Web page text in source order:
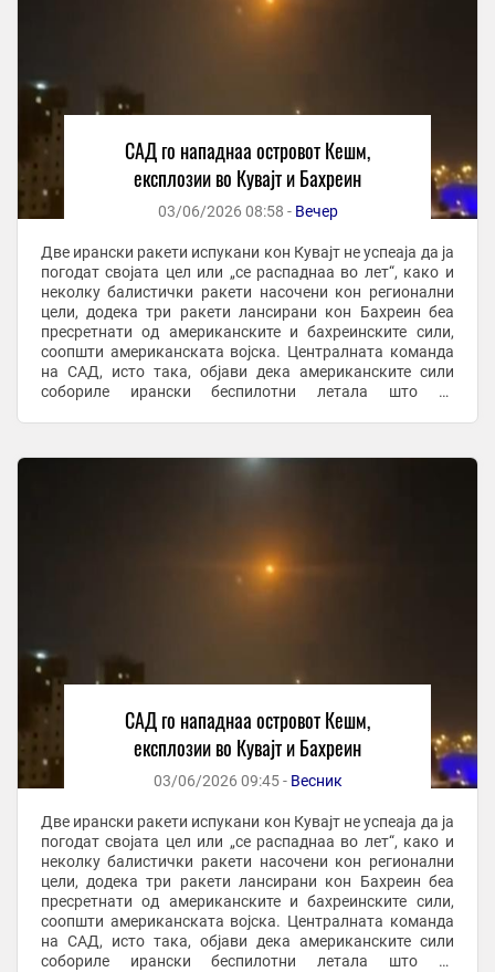
САД го нападнаа островот Кешм,
експлозии во Кувајт и Бахреин
03/06/2026 08:58 - Вечер
Две ирански ракети испукани кон Кувајт не успеаја да ја
погодат својата цел или „се распаднаа во лет“, како и
неколку балистички ракети насочени кон регионални
цели, додека три ракети лансирани кон Бахреин беа
пресретнати од американските и бахреинските сили,
соопшти американската војска. Централната команда
на САД, исто така, објави дека американските сили
собориле ирански беспилотни летала што ги
САД го нападнаа островот Кешм,
експлозии во Кувајт и Бахреин
03/06/2026 09:45 - Весник
Две ирански ракети испукани кон Кувајт не успеаја да ја
погодат својата цел или „се распаднаа во лет“, како и
неколку балистички ракети насочени кон регионални
цели, додека три ракети лансирани кон Бахреин беа
пресретнати од американските и бахреинските сили,
соопшти американската војска. Централната команда
на САД, исто така, објави дека американските сили
собориле ирански беспилотни летала што ги